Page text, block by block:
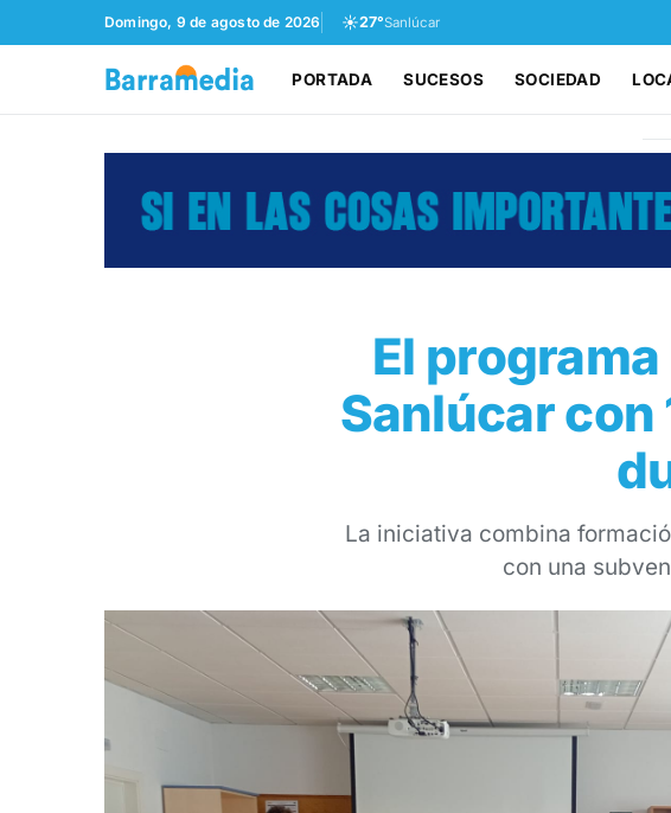
Domingo, 9 de agosto de 2026 ☀️27°Sanlúcar
PORTADA SUCESOS SOCIEDAD
El
Sanlúcar con
La iniciativa combina
con una